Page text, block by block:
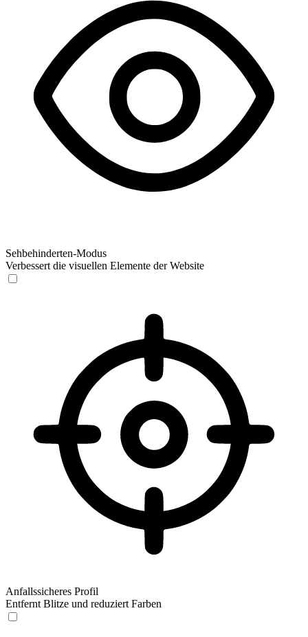
Sehbehinderten-Modus
Verbessert die visuellen Elemente der Website
Anfallssicheres Profil
Entfernt Blitze und reduziert Farben